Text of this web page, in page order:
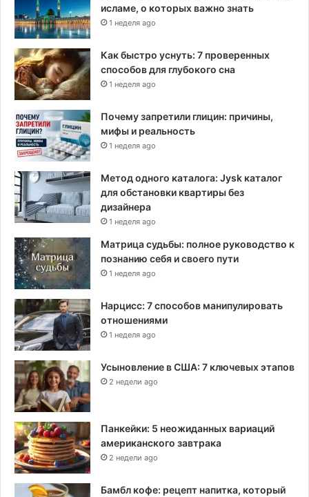
исламе, о которых важно знать
1 неделя ago
Как быстро уснуть: 7 проверенных
способов для глубокого сна
1 неделя ago
Почему запретили глицин: причины,
мифы и реальность
1 неделя ago
Метод одного каталога: Jysk каталог
для обстановки квартиры без
дизайнера
1 неделя ago
Матрица судьбы: полное руководство к
познанию себя и своего пути
1 неделя ago
Нарцисс: 7 способов манипулировать
отношениями
1 неделя ago
Усыновление в США: 7 ключевых этапов
2 недели ago
Панкейки: 5 неожиданных вариаций
американского завтрака
2 недели ago
Бамбл кофе: рецепт напитка, который